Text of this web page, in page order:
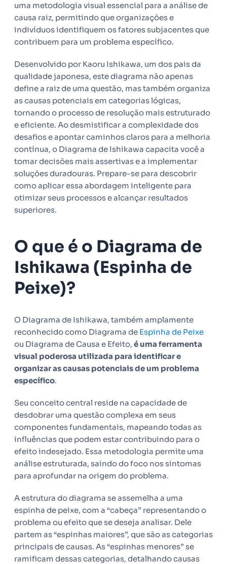
uma metodologia visual essencial para a análise de
causa raiz, permitindo que organizações e
indivíduos identifiquem os fatores subjacentes que
contribuem para um problema específico.
Desenvolvido por Kaoru Ishikawa, um dos pais da
qualidade japonesa, este diagrama não apenas
define a raiz de uma questão, mas também organiza
as causas potenciais em categorias lógicas,
tornando o processo de resolução mais estruturado
e eficiente. Ao desmistificar a complexidade dos
desafios e apontar caminhos claros para a melhoria
contínua, o Diagrama de Ishikawa capacita você a
tomar decisões mais assertivas e a implementar
soluções duradouras. Prepare-se para descobrir
como aplicar essa abordagem inteligente para
otimizar seus processos e alcançar resultados
superiores.
O que é o Diagrama de
Ishikawa (Espinha de
Peixe)?
O Diagrama de Ishikawa, também amplamente
reconhecido como Diagrama de Espinha de Peixe
ou Diagrama de Causa e Efeito, é uma ferramenta
visual poderosa utilizada para identificar e
organizar as causas potenciais de um problema
específico.
Seu conceito central reside na capacidade de
desdobrar uma questão complexa em seus
componentes fundamentais, mapeando todas as
influências que podem estar contribuindo para o
efeito indesejado. Essa metodologia permite uma
análise estruturada, saindo do foco nos sintomas
para aprofundar na origem do problema.
A estrutura do diagrama se assemelha a uma
espinha de peixe, com a “cabeça” representando o
problema ou efeito que se deseja analisar. Dele
partem as “espinhas maiores”, que são as categorias
principais de causas. As “espinhas menores” se
ramificam dessas categorias, detalhando causas